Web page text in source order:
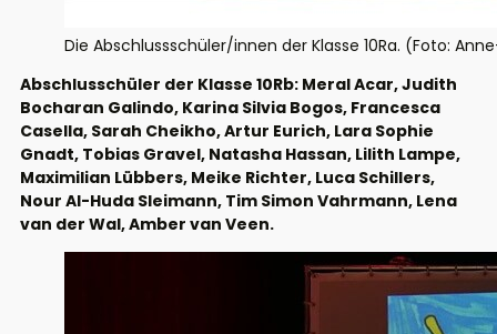
Die Abschlussschüler/innen der Klasse 10Ra. (Foto:
Abschlusschüler der Klasse 10Rb: Meral Acar, Judith
Bocharan Galindo, Karina Silvia Bogos, Francesca
Casella, Sarah Cheikho, Artur Eurich, Lara Sophie
Gnadt, Tobias Gravel, Natasha Hassan, Lilith Lampe,
Maximilian Lübbers, Meike Richter, Luca Schillers,
Nour Al-Huda Sleimann, Tim Simon Vahrmann, Lena
van der Wal, Amber van Veen.